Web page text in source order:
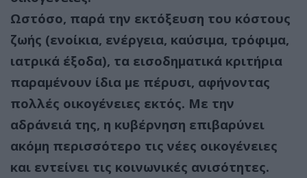
Ωστόσο, παρά την εκτόξευση του κόστους
ζωής (ενοίκια, ενέργεια, καύσιμα, τρόφιμα,
ιατρικά έξοδα), τα εισοδηματικά κριτήρια
παραμένουν ίδια με πέρυσι, αφήνοντας
πολλές οικογένειες εκτός. Με την
αδράνειά της, η κυβέρνηση επιβαρύνει
ακόμη περισσότερο τις νέες οικογένειες
και εντείνει τις κοινωνικές ανισότητες.